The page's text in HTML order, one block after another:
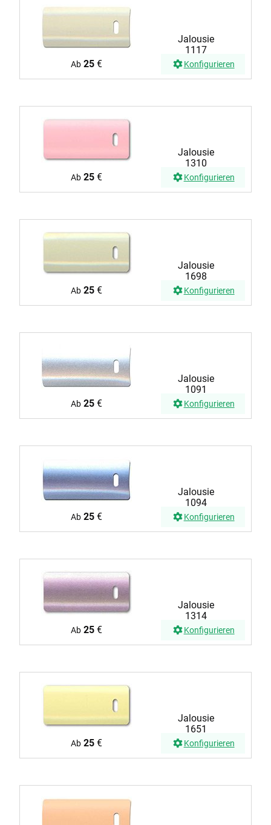
Jalousie
1117
Ab 25€ Konfigurieren
Jalousie
1310
Ab 25€ Konfigurieren
Jalousie
1698
Ab 25€ Konfigurieren
Jalousie
1091
Ab 25€ Konfigurieren
Jalousie
1094
Ab 25€ Konfigurieren
Jalousie
1314
Ab 25€ Konfigurieren
Jalousie
1651
Ab 25€ Konfigurieren